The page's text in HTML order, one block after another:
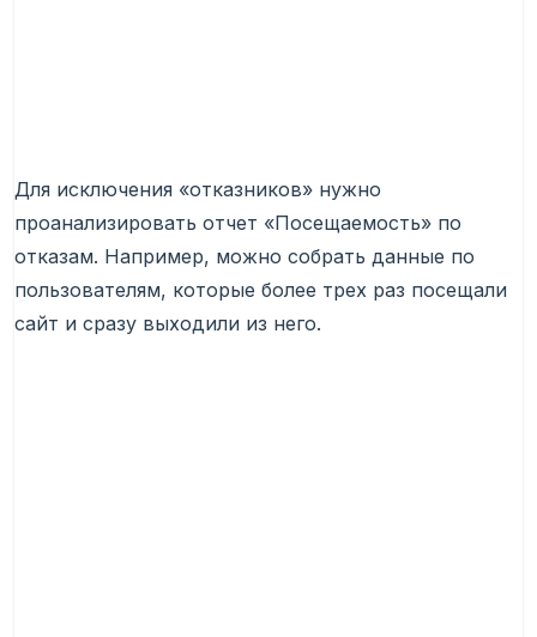
Для исключения «отказников» нужно
проанализировать отчет «Посещаемость» по
отказам. Например, можно собрать данные по
пользователям, которые более трех раз посещали
сайт и сразу выходили из него.